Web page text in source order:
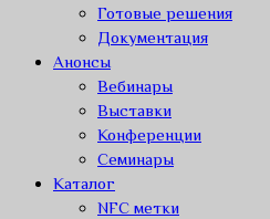
Готовые решения
Документация
Анонсы
Вебинары
Выставки
Конференции
Семинары
Каталог
NFC метки